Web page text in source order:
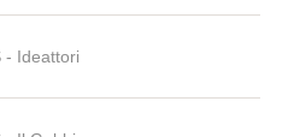
- Ideattori